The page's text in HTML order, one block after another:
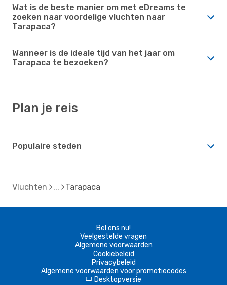
Wat is de beste manier om met eDreams te
zoeken naar voordelige vluchten naar
Tarapaca?
Wanneer is de ideale tijd van het jaar om
Tarapaca te bezoeken?
Plan je reis
Populaire steden
Vluchten Tarapaca
Bel ons nu!
Veelgestelde vragen
Algemene voorwaarden
Cookiebeleid
Privacybeleid
Algemene voorwaarden voor promotiecodes
d Desktopversie